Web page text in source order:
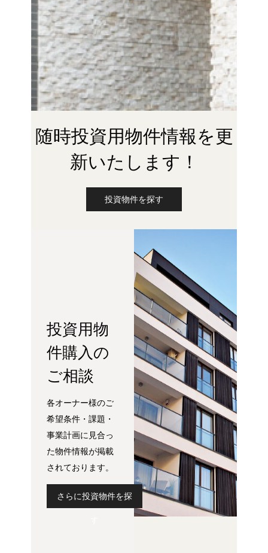
随時投資用物件情報を更
新いたします！
投資物件を探す
投資用物
件購入の
ご相談
各オーナー様のご
希望条件・課題・
事業計画に見合っ
た物件情報が掲載
されております。
さらに投資物件を探